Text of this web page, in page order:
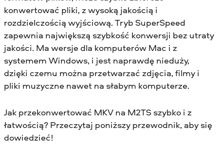
konwertować pliki, z wysoką jakością i
rozdzielczością wyjściową. Tryb SuperSpeed
zapewnia największą szybkość konwersji bez utraty
jakości. Ma wersje dla komputerów Mac i z
systemem Windows, i jest naprawdę nieduży,
dzięki czemu można przetwarzać zdjęcia, filmy i
pliki muzyczne nawet na słabym komputerze.
Jak przekonwertować MKV na M2TS szybko i z
łatwością? Przeczytaj poniższy przewodnik, aby się
dowiedzieć!